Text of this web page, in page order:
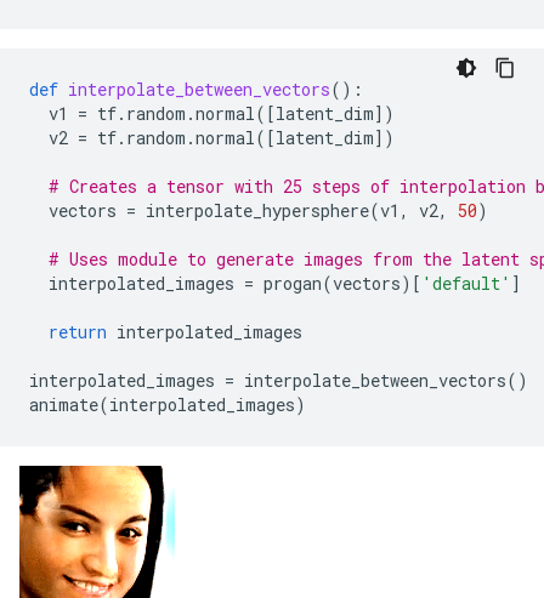
def interpolate_between_vectors():
v1
= tf. random .normal([latent_dim])
v2 = tf. random .normal([latent_dim])
# Creates a tensor with 25 steps of interpolation
vectors = interpolate_hypersphere(v1 , v2, 50)
# Uses module to generate images from the latent
interpolated_images = progan(vectors)[ 'default' ]
return interpolated_images
interpolated_images = interpolate_between_vectors()
animate(interpolated_images)